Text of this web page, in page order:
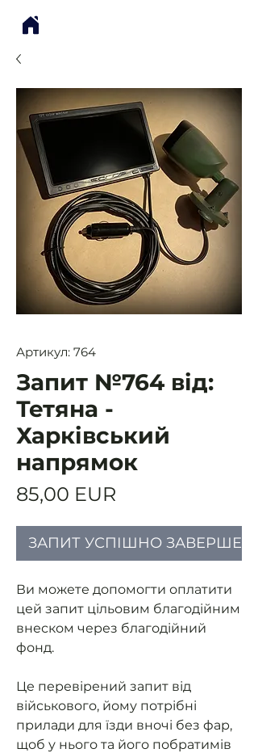
Артикул: 764
Запит №764 від:
Тетяна -
Харківський
напрямок
85,00 EUR
ЗАПИТ УСПІШНО
Ви можете допомогти оплатити
цей запит цільовим благодійним
внеском через благодійний
фонд.
Це перевірений запит від
військового, йому потрібні
прилади для їзди вночі без фар,
щоб у нього та його побратимів